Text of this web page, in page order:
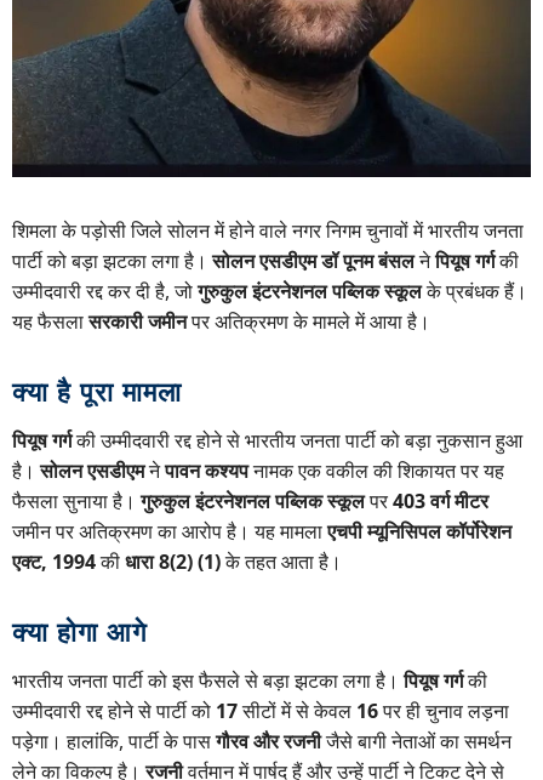
शिमला के पड़ोसी जिले सोलन में होने वाले नगर निगम चुनावों में भारतीय जनता
पार्टी को बड़ा झटका लगा है।सोलन एसडीएम डॉ पूनम बंसलनेपियूष गर्गकी
उम्मीदवारी रद्द कर दी है, जोगुरुकुल इंटरनेशनल पब्लिक स्कूलके प्रबंधक हैं।
यह फैसलासरकारी जमीनपर अतिक्रमण के मामले में आया है।
क्या है पूरा मामला
पियूष गर्गकी उम्मीदवारी रद्द होने से भारतीय जनता पार्टी को बड़ा नुकसान हुआ
है।सोलन एसडीएमनेपावन कश्यपनामक एक वकील की शिकायत पर यह
फैसला सुनाया है।गुरुकुल इंटरनेशनल पब्लिक स्कूलपर403 वर्ग मीटर
जमीन पर अतिक्रमण का आरोप है। यह मामलाएचपी म्यूनिसिपल कॉर्पोरेशन
एक्ट, 1994कीधारा 8(2) (1)के तहत आता है।
क्या होगा आगे
भारतीय जनता पार्टी को इस फैसले से बड़ा झटका लगा है।पियूष गर्गकी
उम्मीदवारी रद्द होने से पार्टी को 17सीटों में से केवल 16पर ही चुनाव लड़ना
पड़ेगा। हालांकि, पार्टी के पासगौरव और रजनीजैसे बागी नेताओं का समर्थन
लेने का विकल्प है।रजनीवर्तमान में पार्षद हैं और उन्हें पार्टी ने टिकट देने से